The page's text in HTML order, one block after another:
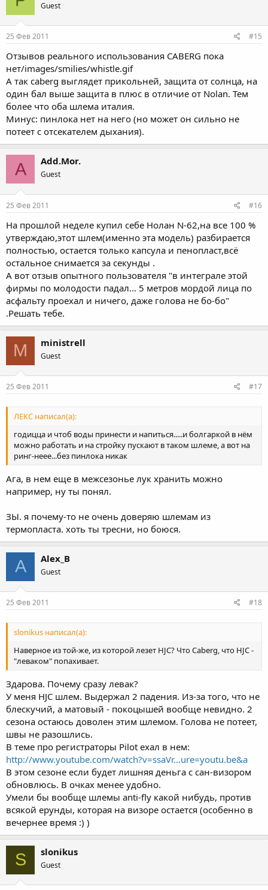
Guest
25 Фев 2011 #15
Отзывов реального использования CABERG пока
нет/images/smilies/whistle.gif
А так caberg выглядет прикольней, защита от солнца, на
один бал выше защита в плюс в отличие от Nolan. Тем
более что оба шлема италия.
Минус: пинлока нет на него (но может он сильно не
потеет с отсекателем дыхания).
A Add.Mor.
Guest
25 Фев 2011 #16
На прошлой неделе купил себе Нолан N-62,на все 100 %
утверждаю,этот шлем(именно эта модель) разбирается
полностью, остается только капсула и пенопласт,всё
остальное снимается за секунды .
А вот отзыв опытного пользователя "в интеграле этой
фирмы по молодости падал... 5 метров мордой лица по
асфальту проехал и ничего, даже голова не бо-бо"
.Решать тебе.
M ministrell
Guest
25 Фев 2011 #17
ЛЕКС написал(а):
годицца и чтоб воды принести и напиться.....и болгаркой в нём
можно работать и на стройку пускают в таком шлеме, а вот на
ринг-неее...без пинлока никак
Ага, в нем еще в межсезонье лук хранить можно
например, ну ты понял.
ЗЫ. я почему-то не очень доверяю шлемам из
термопласта. хоть ты тресни, но боюся.
A Alex_B
Guest
25 Фев 2011 #18
slonikus написал(а):
Наверное из той-же, из которой лезет HJC? Что Caberg, что HJC -
"леваком" попахивает.
Здарова. Почему сразу левак?
У меня HJC шлем. Выдержал 2 падения. Из-за того, что не
блескучий, а матовый - покоцышей вообще невидно. 2
сезона остаюсь доволен этим шлемом. Голова не потеет,
швы не разошлись.
В теме про регистраторы Pilot ехал в нем:
http://www.youtube.com/watch?v=ssaVr...ure=youtu.be&a
В этом сезоне если будет лишняя деньга с сан-визором
обновлюсь. В очках менее удобно.
Умели бы вообще шлемы anti-fly какой нибудь, против
всякой ерунды, которая на визоре остается (особенно в
вечернее время :) )
S slonikus
Guest